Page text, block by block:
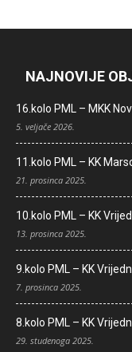
NAJNOVIJE
16.kolo PML – MKK
5. veljače 2026.
11.kolo PML – KK
21. prosinca 2025.
10.kolo PML – KK
13. prosinca 2025.
9.kolo PML – KK
7. prosinca 2025.
8.kolo PML – KK
29. studenoga 2025.